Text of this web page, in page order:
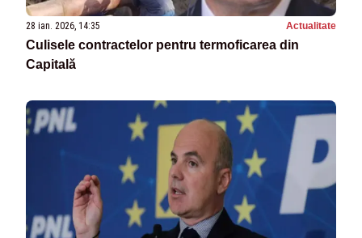
28 ian. 2026, 14:35 Actualitate
Culisele contractelor pentru termoficarea din
Capitală